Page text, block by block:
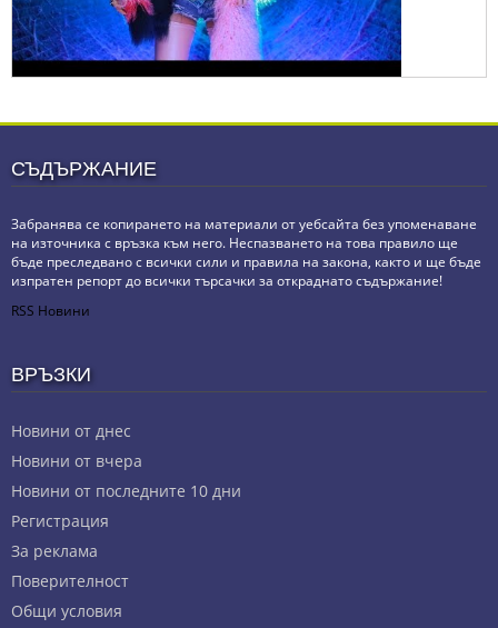
СЪДЪРЖАНИЕ
Забранява се копирането на материали от уебсайта без упоменаване
на източника с връзка към него. Неспазването на това правило ще
бъде преследвано с всички сили и правила на закона, както и ще бъде
изпратен репорт до всички търсачки за откраднато съдържание!
RSS Новини
ВРЪЗКИ
Новини от днес
Новини от вчера
Новини от последните 10 дни
Регистрация
За реклама
Πoвepитeлнocт
Общи условия